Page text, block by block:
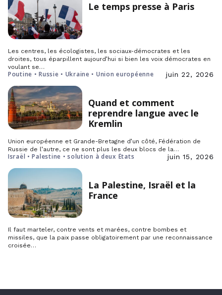
Le temps presse à Paris
Les centres, les écologistes, les sociaux-démocrates et les
droites, tous éparpillent aujourd’hui si bien les voix démocrates en
voulant se…
Poutine • Russie • Ukraine • Union européenne juin 22, 2026
Quand et comment
reprendre langue avec le
Kremlin
Union européenne et Grande-Bretagne d’un côté, Fédération de
Russie de l’autre, ce ne sont plus les deux blocs de la…
Israël • Palestine • solution à deux États juin 15, 2026
La Palestine, Israël et la
France
Il faut marteler, contre vents et marées, contre bombes et
missiles, que la paix passe obligatoirement par une reconnaissance
croisée…